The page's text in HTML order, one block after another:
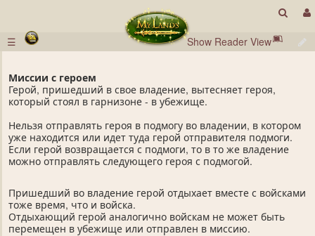
☰ Show Reader View
Миссии с героем
Герой, пришедший в свое владение, вытесняет героя,
который стоял в гарнизоне - в убежище.
Нельзя отправлять героя в подмогу во владении, в котором
уже находится или идет туда герой отправителя подмоги.
Если герой возвращается с подмоги, то в то же владение
можно отправлять следующего героя с подмогой.
Пришедший во владение герой отдыхает вместе с войсками
тоже время, что и войска.
Отдыхающий герой аналогично войскам не может быть
перемещен в убежище или отправлен в миссию.